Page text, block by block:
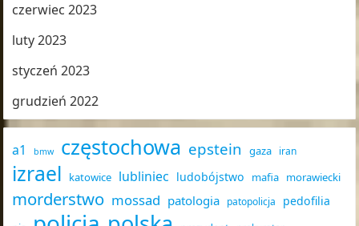
czerwiec 2023
luty 2023
styczeń 2023
grudzień 2022
a1 bmw częstochowa epstein gaza iran
izrael katowice lubliniec ludobójstwo mafia morawiecki
morderstwo mossad patologia patopolicja pedofilia